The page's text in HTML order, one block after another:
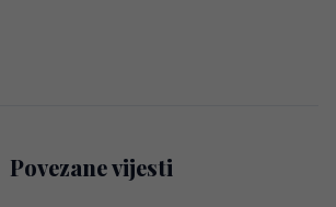
Povezane vijesti